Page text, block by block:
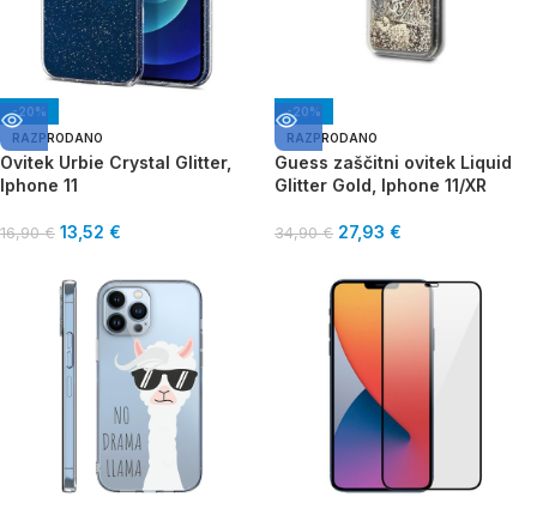
-20%
RAZPRODANO
Ovitek Urbie Crystal Glitter,
Iphone 11
16,90€ 13,52 €
-20%
RAZPRODANO
Guess zaščitni ovitek Liquid
Glitter Gold, Iphone 11/XR
34,90€ 27,93 €